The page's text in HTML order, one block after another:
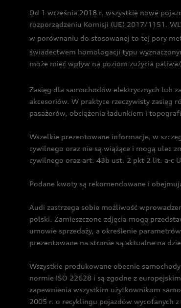
Od 1 września 2018 r. wszystkie nowe
rozporządzeniu Komisji (UE) 2017/1151.
w porównaniu do stosowanej to tej pory
świadectwem homologacji typu
może mieć wpływ na poziom zużycia
Zasięg dla samochodów elektrycznych lub
akcesoriów. W praktyce rzeczywisty zasięg
pasażerów, obciążenia ładunkiem i
Wszelkie prezentowane informacje, w
cywilnego oraz nie są wiążące i mogą ulec
cywilnego oraz art. 43b ust. 2 pkt 2 lit. a-c
Podane kwoty są rekomendowane i
Audi zastrzega sobie możliwość
polski. Zamieszczone zdjęcia mogą
umowie sprzedaży, a określenie
prezentowane na stronie są aktualne na
Wszystkie produkowane obecnie
normie ISO 22628 i są zgodne z
zapewnienia wszystkim użytkownikom
2005 r. o recyklingu pojazdów wycofanych